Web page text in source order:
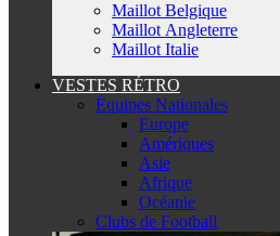
Maillot Belgique
Maillot Angleterre
Maillot Italie
VESTES RÉTRO
Équipes Nationales
Europe
Amériques
Asie
Afrique
Océanie
Clubs de Football